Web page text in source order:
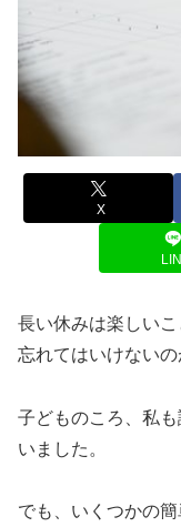
X
長い休みは楽しい
忘れてはいけないの
子どものころ、私
いました。
でも、いくつかの